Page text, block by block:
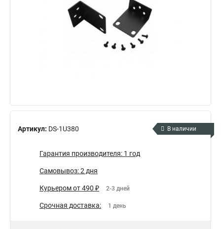
Артикул: DS-1U380 В наличии
Гарантия производителя: 1 год
Самовывоз: 2 дня
Курьером от 490 ₽ 2-3 дней
Срочная доставка: 1 день